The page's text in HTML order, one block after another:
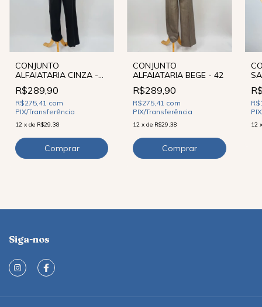
CONJUNTO
ALFAIATARIA CINZA -
42
R$289,90
R$275,41 com
PIX/Transferência
12 x de R$29,38
CONJUNTO
ALFAIATARIA BEGE - 42
R$289,90
R$275,41 com
PIX/Transferência
12 xde R$29,38 12
Siga-nos